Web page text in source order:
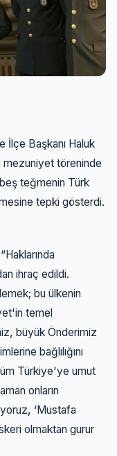
İlçe Başkanı Haluk
mezuniyet töreninde
teğmenin Türk
tepki gösterdi.
ihraç edildi.
bu ülkenin
temel
büyük Önderimiz
bağlılığını
Türkiye'ye umut
onların
‘Mustafa
olmaktan gurur